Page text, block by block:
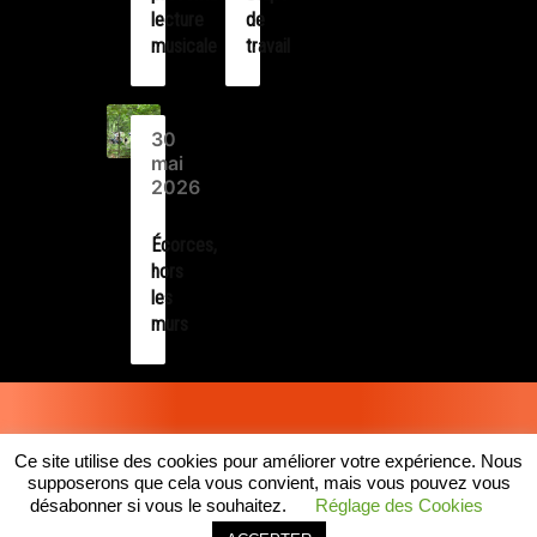
lecture
musicale
de
travail
30
mai
2026
Écorces,
hors
les
murs
Le Bureau des Filles*– MENTIONS LEGALES– création web :
arborescencia
Ce site utilise des cookies pour améliorer votre expérience. Nous
supposerons que cela vous convient, mais vous pouvez vous
désabonner si vous le souhaitez.
Réglage des Cookies